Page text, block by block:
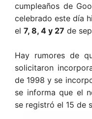
cumpleaños de
celebrado este día
el 7, 8, 4 y 27 de
Hay rumores de
solicitaron
de 1998 y se
se informa que el
se registró el 15 de